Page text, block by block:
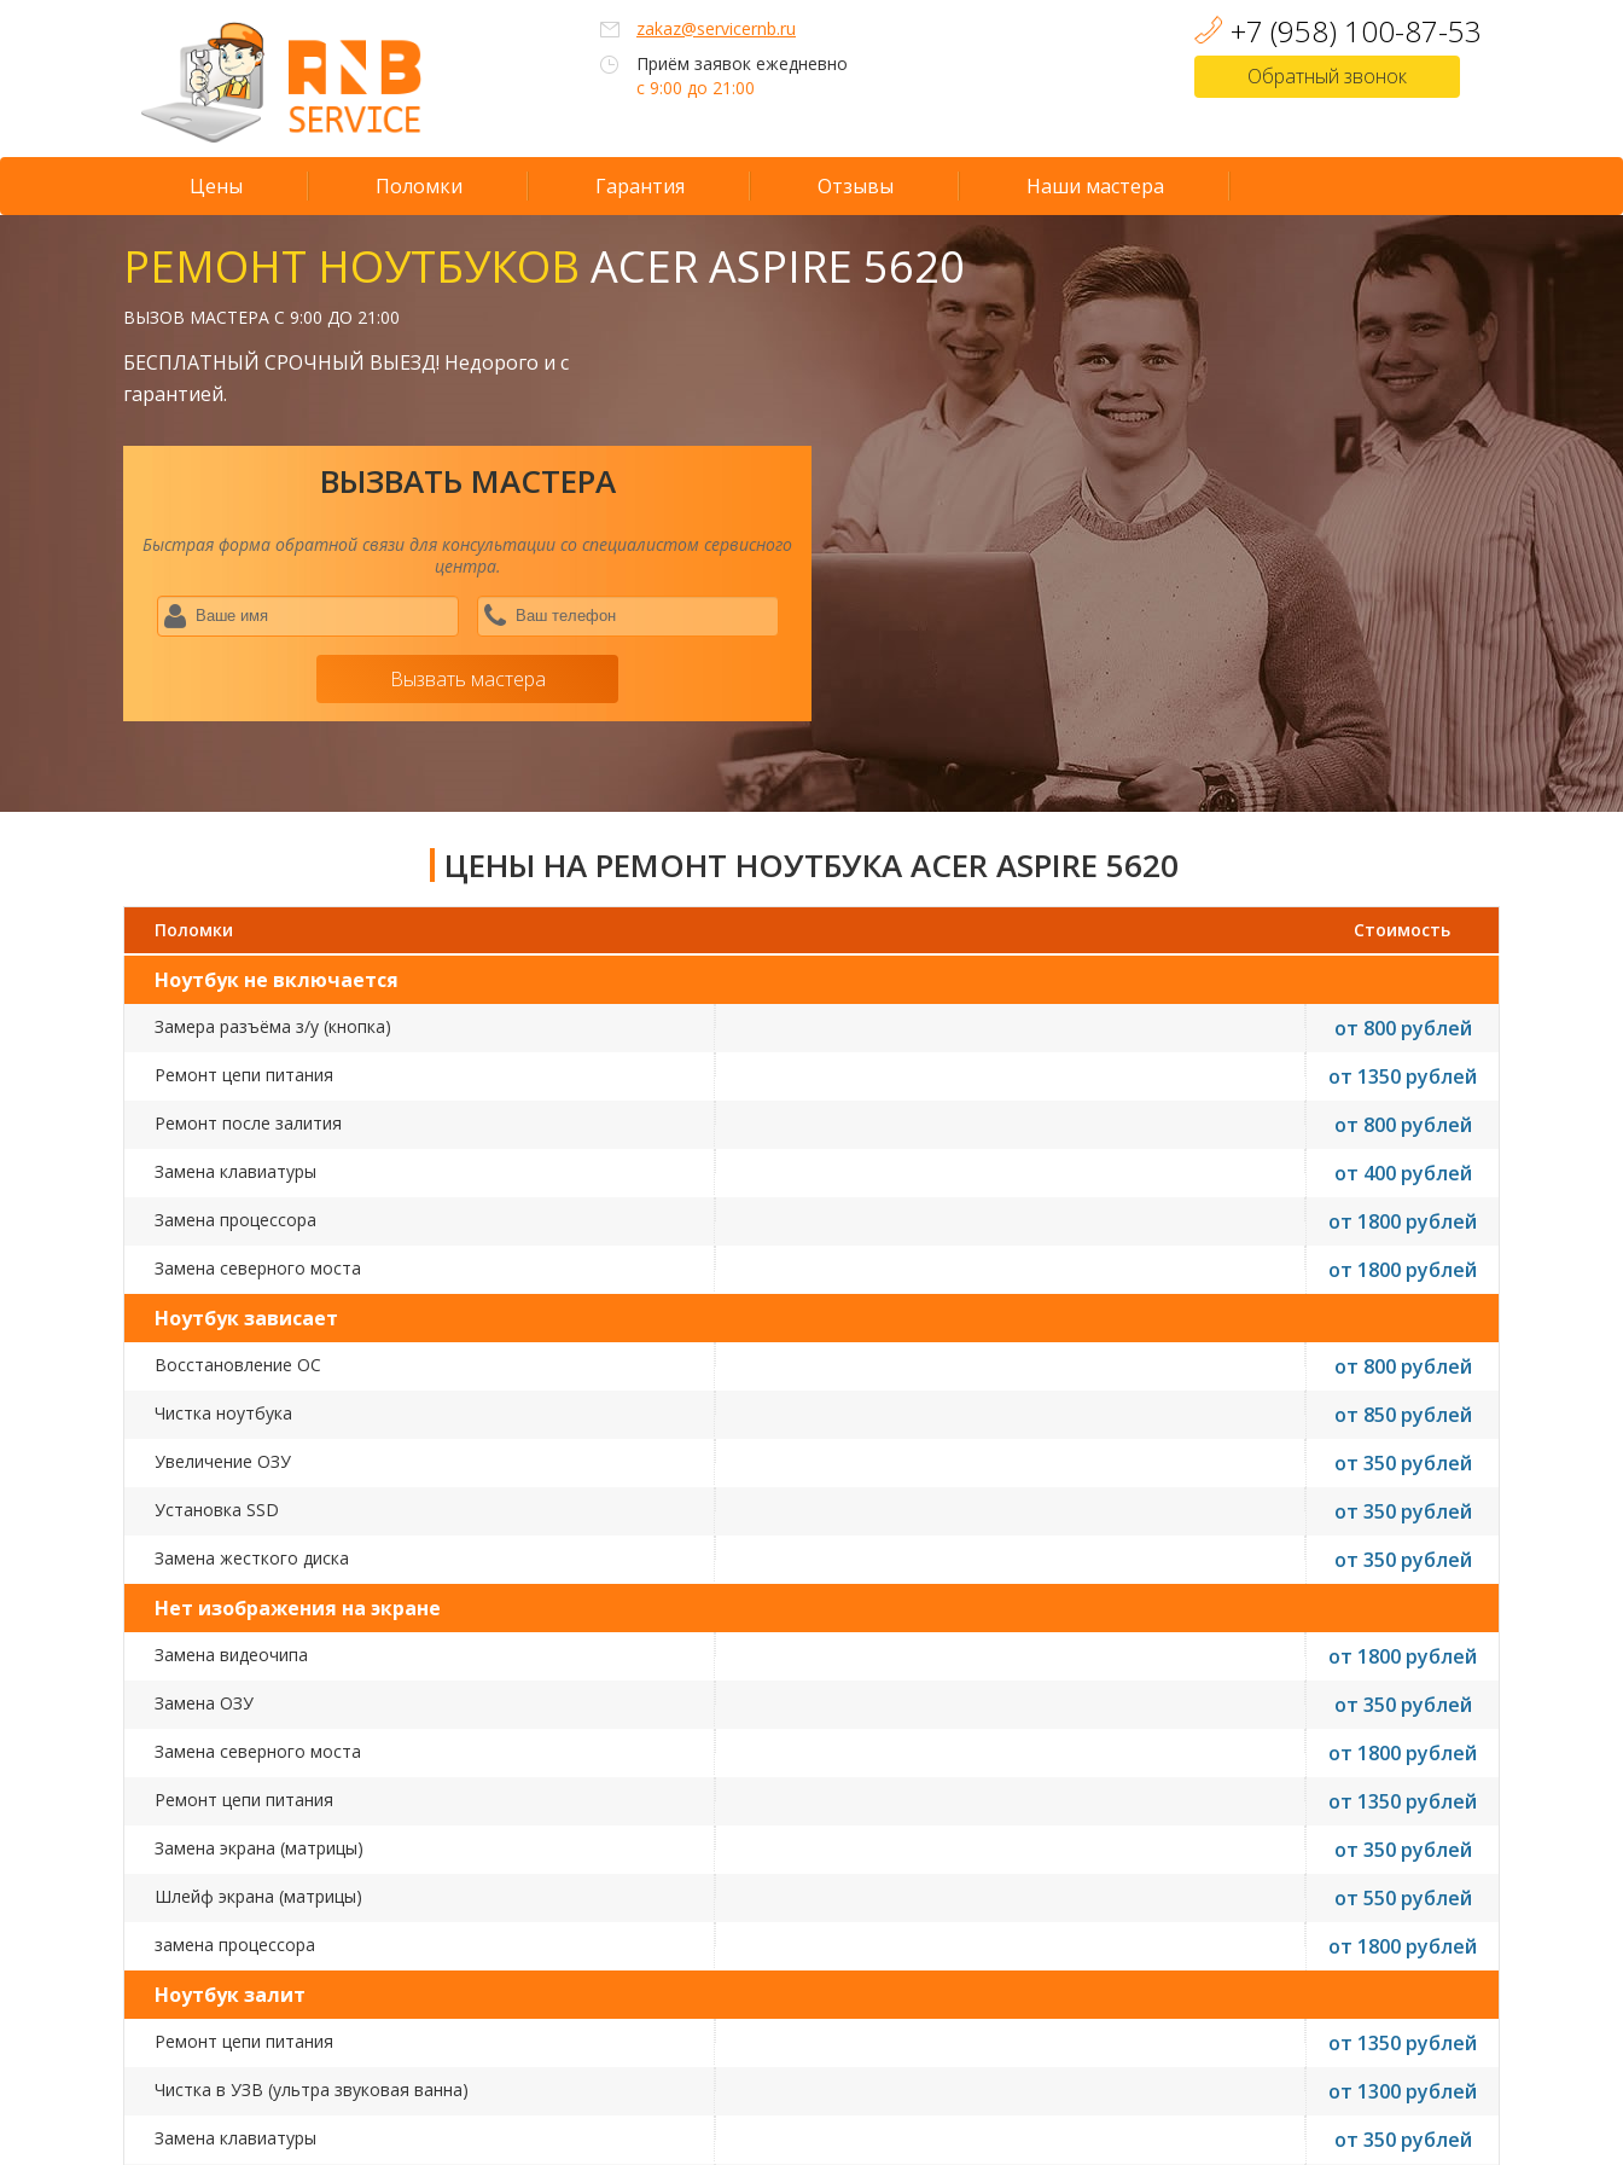
zakaz@servicernb.ru
Приём заявок ежедневно
с 9:00 до 21:00
+7 (958) 100-87-53
Обратный звонок
Цены Поломки Гарантия Отзывы Наши мастера
РЕМОНТ НОУТБУКОВ ACER ASPIRE 5620
ВЫЗОВ МАСТЕРА С 9:00 ДО 21:00
БЕСПЛАТНЫЙ СРОЧНЫЙ ВЫЕЗД! Недорого и с
гарантией.
ВЫЗВАТЬ МАСТЕРА
Быстрая форма обратной связи для консультации со специалистом сервисного
центра.
Ваше
имя
*
Вызвать мастера
ЦЕНЫ НА РЕМОНТ НОУТБУКА ACER ASPIRE 5620
Поломки Стоимость
Ноутбук не включается
Замера разъёма з/у (кнопка) от 800 рублей
Ремонт цепи питания от 1350 рублей
Ремонт после залития от 800 рублей
Замена клавиатуры от 400 рублей
Замена процессора от 1800 рублей
Замена северного моста
от 1800 рублей
Ноутбук зависает
Восстановление ОС от 800 рублей
Чистка ноутбука от 850 рублей
Увеличение ОЗУ от 350 рублей
Установка SSD от 350 рублей
Замена жесткого диска
от 350 рублей
Нет изображения на экране
Замена видеочипа от 1800 рублей
Замена ОЗУ от 350 рублей
Замена северного моста от 1800 рублей
Ремонт цепи питания от 1350 рублей
Замена экрана (матрицы) от 350 рублей
Шлейф экрана (матрицы) от 550 рублей
замена процессора
от 1800 рублей
Ноутбук залит
Ремонт цепи питания от 1350 рублей
Чистка в УЗВ (ультра звуковая ванна) от 1300 рублей
Замена клавиатуры от 350 рублей